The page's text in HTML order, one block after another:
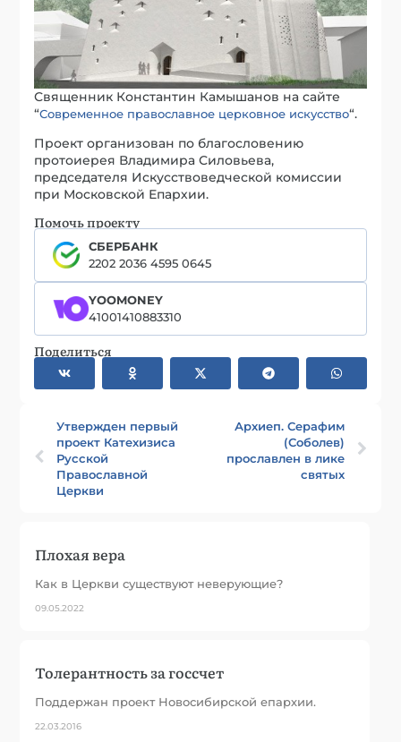
Священник Константин Камышанов на сайте
“Современное православное церковное искусство“.
Проект организован по благословению
протоиерея Владимира Силовьева,
председателя Искусствоведческой комиссии
при Московской Епархии.
Помочь проекту
СБЕРБАНК
2202 2036 4595 0645
YOOMONEY
41001410883310
Поделиться
Утвержден первый
проект Катехизиса
Русской
Православной
Церкви
Архиеп. Серафим
(Соболев)
прославлен в лике
святых
Плохая вера
Как в Церкви существуют неверующие?
09.05.2022
Толерантность за госсчет
Поддержан проект Новосибирской епархии.
22.03.2016